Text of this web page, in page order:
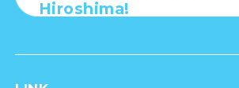
Hiroshima!